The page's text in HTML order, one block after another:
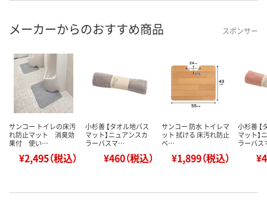
メーカーからのおすすめ商品 スポンサー
サンコー トイレの床汚
れ防止マット 消臭効
果付 使い…
¥2,495（税込）
小杉善 【タオル地バス
マット】ニュアンスカ
ラーバスマ…
¥460（税込）
サンコー 防水 トイレマ
ット 拭ける 床汚れ防止
ベ…
¥1,899（税込）
小杉善 【
マット】
ラーバ